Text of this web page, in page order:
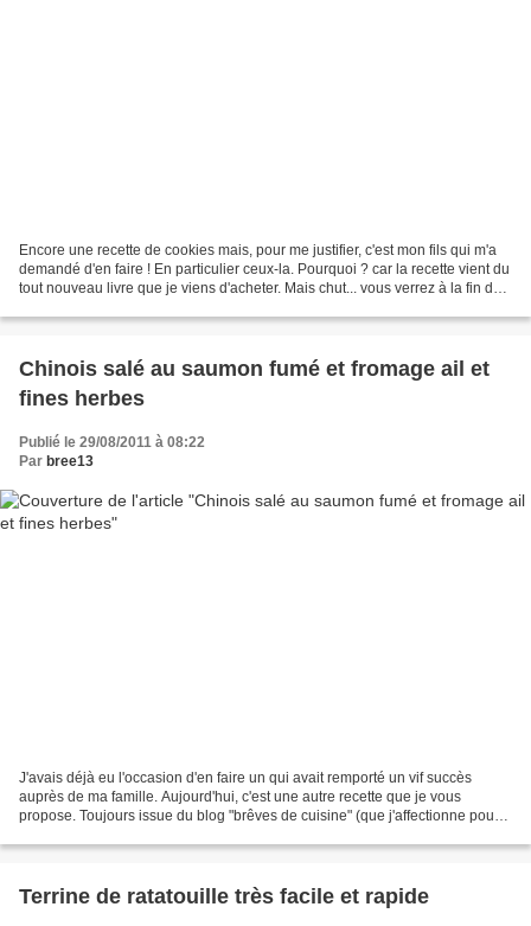
Encore une recette de cookies mais, pour me justifier, c'est mon fils qui m'a
demandé d'en faire ! En particulier ceux-la. Pourquoi ? car la recette vient du
tout nouveau livre que je viens d'acheter. Mais chut... vous verrez à la fin de
Chinois salé au saumon fumé et fromage ail et
fines herbes
Publié le 29/08/2011 à 08:22
Par bree13
J'avais déjà eu l'occasion d'en faire un qui avait remporté un vif succès
auprès de ma famille. Aujourd'hui, c'est une autre recette que je vous
propose. Toujours issue du blog "brêves de cuisine" (que j'affectionne pour
Terrine de ratatouille très facile et rapide